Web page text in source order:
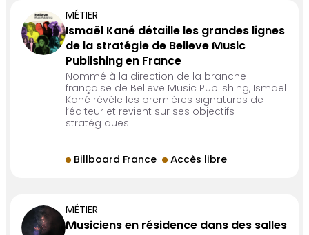
MÉTIER
Ismaël Kané détaille les grandes lignes
de la stratégie de Believe Music
Publishing en France
Nommé à la direction de la branche
française de Believe Music Publishing, Ismaël
Kané révèle les premières signatures de
l’éditeur et revient sur ses objectifs
stratégiques.
Billboard France Accès libre
MÉTIER
Musiciens en résidence dans des salles